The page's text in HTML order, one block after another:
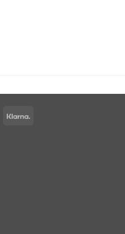
MasterCard